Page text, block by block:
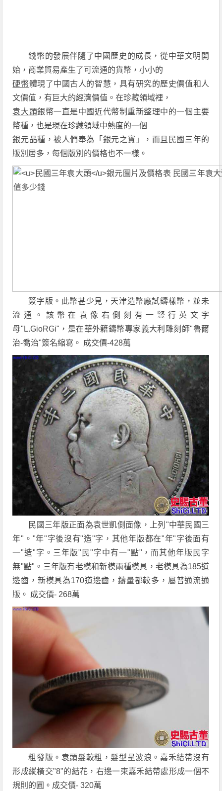
錢幣的發展伴隨了中國歷史的成長，從中華文明開
始，商業貿易產生了可流通的貨幣，小小的
硬幣體現了中國古人的智慧，具有研究的歷史價值和人
文價值，有巨大的經濟價值。在珍藏領域裡，
袁大頭銀幣一直是中國近代幣制重新整理中的一個主要
幣種，也是現在珍藏領域中熱度的一個
銀元品種，被人們奉為「銀元之寶」，而且民國三年的
版別居多，每個版別的價格也不一樣。
簽字版。此幣甚少見，天津造幣廠試鑄樣幣，並未
流通。該幣在袁像右側刻有一豎行英文字
母"L.GioRGi"，是在華外籍鑄幣專家義大利雕刻師"魯爾
治-喬治"簽名縮寫。 成交價-428萬
民國三年版正面為袁世凱側面像，上列"中華民國三
年"。"年"字後沒有"造"字，其他年版都在"年"字後面有
一"造"字。三年版"民"字中有一"點"，而其他年版民字
無"點"。三年版有老模和新模兩種模具，老模具為185道
邊齒，新模具為170道邊齒，鑄量都較多，屬普通流通
版。 成交價- 268萬
粗發版。袁頭髮較粗，髮型呈波浪。嘉禾結帶沒有
形成縱橫交"8"的結花，右邊一束嘉禾結帶處形成一個不
規則的圓。成交價- 320萬